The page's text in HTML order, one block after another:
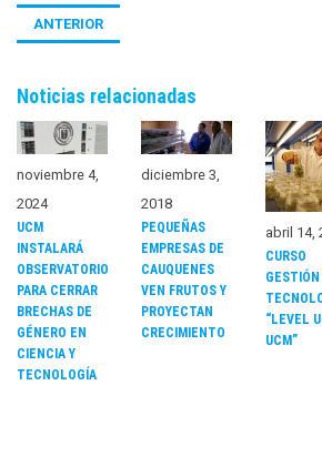
ANTERIOR
Noticias relacionadas
noviembre 4,
2024
UCM
INSTALARÁ
OBSERVATORIO
PARA CERRAR
BRECHAS DE
GÉNERO EN
CIENCIA Y
TECNOLOGÍA
diciembre 3,
2018
PEQUEÑAS
EMPRESAS DE
CAUQUENES
VEN FRUTOS Y
PROYECTAN
CRECIMIENTO
abril 14,
CURSO
GESTIÓN
“LEVEL
UCM”